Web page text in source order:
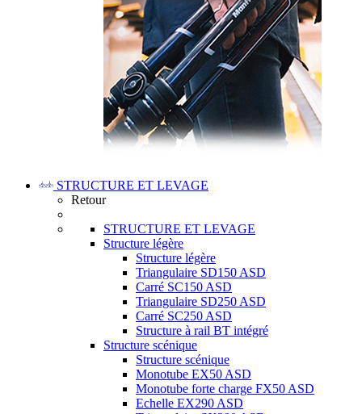
STRUCTURE ET LEVAGE
Retour
STRUCTURE ET LEVAGE
Structure légère
Structure légère
Triangulaire SD150 ASD
Carré SC150 ASD
Triangulaire SD250 ASD
Carré SC250 ASD
Structure à rail BT intégré
Structure scénique
Structure scénique
Monotube EX50 ASD
Monotube forte charge FX50 ASD
Echelle EX290 ASD